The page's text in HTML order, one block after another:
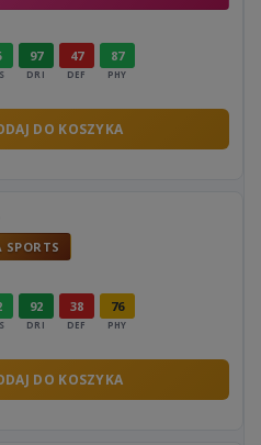
97
DRI
47
DEF
87
PHY
DO KOSZYKA
SPORTS
92
DRI
38
DEF
76
PHY
DO KOSZYKA